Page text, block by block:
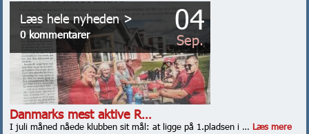
Læs hele nyheden >
0 kommentarer 04
Sep.
Danmarks mest aktive R…
I juli måned nåede klubben sit mål: at ligge på 1.pladsen i … Læs mere